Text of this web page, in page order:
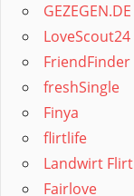
GEZEGEN.DE
LoveScout24
FriendFinder
freshSingle
Finya
flirtlife
Landwirt Flirt
Fairlove